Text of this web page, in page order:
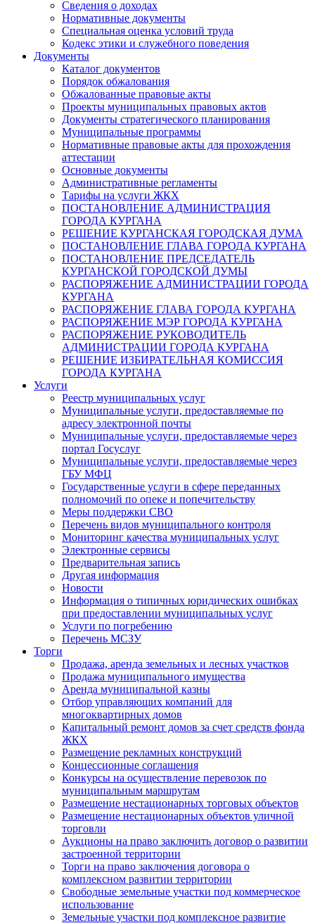
Сведения о доходах
Нормативные документы
Специальная оценка условий труда
Кодекс этики и служебного поведения
Документы
Каталог документов
Порядок обжалования
Обжалованные правовые акты
Проекты муниципальных правовых актов
Документы стратегического планирования
Муниципальные программы
Нормативные правовые акты для прохождения
аттестации
Основные документы
Административные регламенты
Тарифы на услуги ЖКХ
ПОСТАНОВЛЕНИЕ АДМИНИСТРАЦИЯ
ГОРОДА КУРГАНА
РЕШЕНИЕ КУРГАНСКАЯ ГОРОДСКАЯ ДУМА
ПОСТАНОВЛЕНИЕ ГЛАВА ГОРОДА КУРГАНА
ПОСТАНОВЛЕНИЕ ПРЕДСЕДАТЕЛЬ
КУРГАНСКОЙ ГОРОДСКОЙ ДУМЫ
РАСПОРЯЖЕНИЕ АДМИНИСТРАЦИИ ГОРОДА
КУРГАНА
РАСПОРЯЖЕНИЕ ГЛАВА ГОРОДА КУРГАНА
РАСПОРЯЖЕНИЕ МЭР ГОРОДА КУРГАНА
РАСПОРЯЖЕНИЕ РУКОВОДИТЕЛЬ
АДМИНИСТРАЦИИ ГОРОДА КУРГАНА
РЕШЕНИЕ ИЗБИРАТЕЛЬНАЯ КОМИССИЯ
ГОРОДА КУРГАНА
Услуги
Реестр муниципальных услуг
Муниципальные услуги, предоставляемые по
адресу электронной почты
Муниципальные услуги, предоставляемые через
портал Госуслуг
Муниципальные услуги, предоставляемые через
ГБУ МФЦ
Государственные услуги в сфере переданных
полномочий по опеке и попечительству
Меры поддержки СВО
Перечень видов муниципального контроля
Мониторинг качества муниципальных услуг
Электронные сервисы
Предварительная запись
Другая информация
Новости
Информация о типичных юридических ошибках
при предоставлении муниципальных услуг
Услуги по погребению
Перечень МСЗУ
Торги
Продажа, аренда земельных и лесных участков
Продажа муниципального имущества
Аренда муниципальной казны
Отбор управляющих компаний для
многоквартирных домов
Капитальный ремонт домов за счет средств фонда
ЖКХ
Размещение рекламных конструкций
Концессионные соглашения
Конкурсы на осуществление перевозок по
муниципальным маршрутам
Размещение нестационарных торговых объектов
Размещение нестационарных объектов уличной
торговли
Аукционы на право заключить договор о развитии
застроенной территории
Торги на право заключения договора о
комплексном развитии территории
Свободные земельные участки под коммерческое
использование
Земельные участки под комплексное развитие